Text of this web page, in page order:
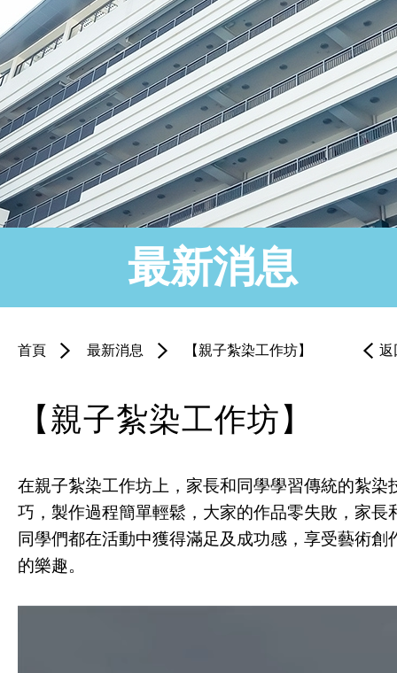
最新消息
返
首頁 最新消息 【親子紮染工作坊】
【親子紮染工作坊】
在親子紮染工作坊上，家長和同學學習傳統的紮染
巧，製作過程簡單輕鬆，大家的作品零失敗，家長
同學們都在活動中獲得滿足及成功感，享受藝術創
的樂趣。